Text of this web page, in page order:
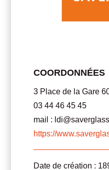
COORDONNÉES
3 Place de la Gare
03 44 46 45 45
mail :
https://
Date de création :